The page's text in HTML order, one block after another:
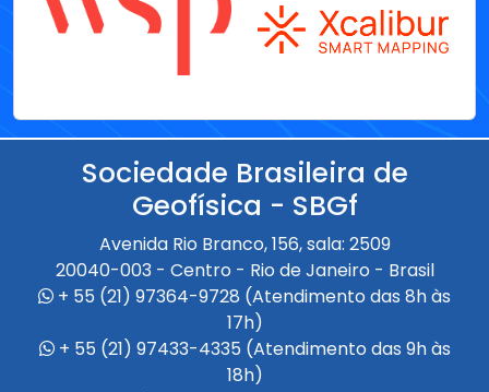
Sociedade Brasileira de
Geofísica - SBGf
20040-003 - Centro - Rio de Janeiro - Brasil
+ 55 (21) 97364-9728 (Atendimento das 8h às
+ 55 (21) 97433-4335 (Atendimento das 9h às
18h)
Em caso de dúvidas, entre em contato pelo e-mail
sbgf@sbgf.org.br